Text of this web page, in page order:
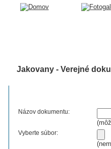
Jakovany - Verejné
Názov dokumentu:
Vyberte súbor: